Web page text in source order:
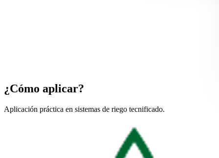
¿Cómo aplicar?
Aplicación práctica en sistemas de riego tecnificado.